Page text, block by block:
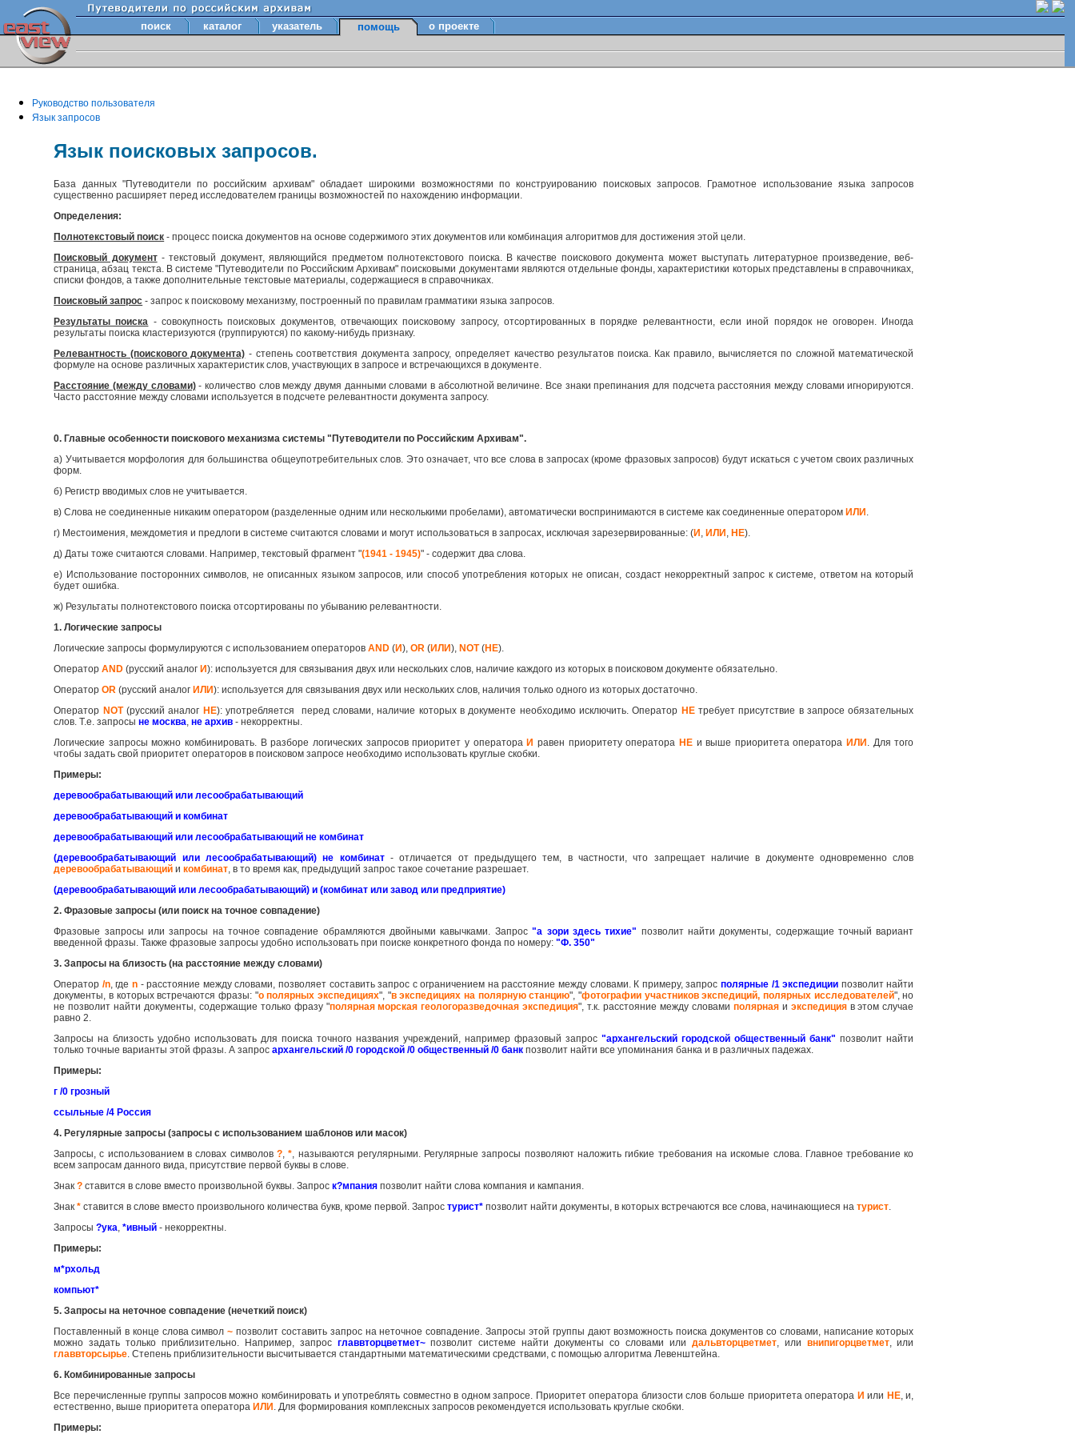
поиск каталог указатель помощь о проекте
Руководство пользователя
Язык запросов
Язык поисковых запросов.
База данных "Путеводители по российским архивам" обладает широкими возможностями по конструированию поисковых запросов. Грамотное использование языка запросов
существенно расширяет перед исследователем границы возможностей по нахождению информации.
Определения:
Полнотекстовый поиск - процесс поиска документов на основе содержимого этих документов или комбинация алгоритмов для достижения этой цели.
Поисковый документ- текстовый документ, являющийся предметом полнотекстового поиска. В качестве поискового документа может выступать литературное произведение, веб-
страница, абзац текста. В системе "Путеводители по Российским Архивам" поисковыми документами являются отдельные фонды, характеристики которых представлены в справочниках,
списки фондов, а также дополнительные текстовые материалы, содержащиеся в справочниках.
Поисковый запрос - запрос к поисковому механизму, построенный по правилам грамматики языка запросов.
Результаты поиска - совокупность поисковых документов, отвечающих поисковому запросу, отсортированных в порядке релевантности, если иной порядок не оговорен. Иногда
результаты поиска кластеризуются (группируются) по какому-нибудь признаку.
Релевантность (поискового документа) - степень соответствия документа запросу, определяет качество результатов поиска. Как правило, вычисляется по сложной математической
формуле на основе различных характеристик слов, участвующих в запросе и встречающихся в документе.
Расстояние (между словами)- количество слов между двумя данными словами в абсолютной величине. Все знаки препинания для подсчета расстояния между словами игнорируются.
Часто расстояние между словами используется в подсчете релевантности документа запросу.
0. Главные особенности поискового механизма системы "Путеводители по Российским Архивам".
а) Учитывается морфология для большинства общеупотребительных слов. Это означает, что все слова в запросах (кроме фразовых запросов) будут искаться с учетом своих различных
форм.
б) Регистр вводимых слов не учитывается.
в) Слова не соединенные никаким оператором (разделенные одним или несколькими пробелами), автоматически воспринимаются в системе как соединенные операторомИЛИ.
г) Местоимения, междометия и предлоги в системе считаются словами и могут использоваться в запросах, исключая зарезервированные: (И,ИЛИ,НЕ).
д) Даты тоже считаются словами. Например, текстовый фрагмент "(1941 - 1945)" - содержит два слова.
е) Использование посторонних символов, не описанных языком запросов, или способ употребления которых не описан, создаст некорректный запрос к системе, ответом на который
будет ошибка.
ж) Результаты полнотекстового поиска отсортированы по убыванию релевантности.
1. Логические запросы
Логические запросы формулируются с использованием операторовAND (И),OR (ИЛИ),NOT(НЕ).
ОператорAND (русский аналогИ): используется для связывания двух или нескольких слов, наличие каждого из которых в поисковом документе обязательно.
ОператорOR (русский аналогИЛИ): используется для связывания двух или нескольких слов, наличия только одного из которых достаточно.
Оператор NOT(русский аналог НЕ): употребляется перед словами, наличие которых в документе необходимо исключить. Оператор НЕтребует присутствие в запросе обязательных
слов. Т.е. запросыне москва,не архив - некорректны.
Логические запросы можно комбинировать. В разборе логических запросов приоритет у оператораИ равен приоритету оператора НЕи выше приоритета оператораИЛИ. Для того
чтобы задать свой приоритет операторов в поисковом запросе необходимо использовать круглые скобки.
Примеры:
деревообрабатывающий или лесообрабатывающий
деревообрабатывающий и комбинат
деревообрабатывающий или лесообрабатывающий не комбинат
(деревообрабатывающий или лесообрабатывающий) не комбинат- отличается от предыдущего тем, в частности, что запрещает наличие в документе одновременно слов
деревообрабатывающий икомбинат, в то время как, предыдущий запрос такое сочетание разрешает.
(деревообрабатывающий или лесообрабатывающий) и (комбинат или завод или предприятие)
2. Фразовые запросы (или поиск на точное совпадение)
Фразовые запросы или запросы на точное совпадение обрамляются двойными кавычками. Запрос"а зори здесь тихие" позволит найти документы, содержащие точный вариант
введенной фразы. Также фразовые запросы удобно использовать при поиске конкретного фонда по номеру:"Ф. 350"
3. Запросы на близость (на расстояние между словами)
Оператор /n, где n- расстояние между словами, позволяет составить запрос с ограничением на расстояние между словами. К примеру, запросполярные /1 экспедиции позволит найти
документы, в которых встречаются фразы: "о полярных экспедициях", "в экспедициях на полярную станцию", "фотографии участников экспедиций, полярных исследователей", но
не позволит найти документы, содержащие только фразу "полярная морская геологоразведочная экспедиция", т.к. расстояние между словами полярнаяи экспедицияв этом случае
равно 2.
Запросы на близость удобно использовать для поиска точного названия учреждений, например фразовый запрос"архангельский городской общественный банк" позволит найти
только точные варианты этой фразы. А запросархангельский /0 городской /0 общественный /0 банк позволит найти все упоминания банка и в различных падежах.
Примеры:
г /0 грозный
ссыльные /4 Россия
4. Регулярные запросы (запросы с использованием шаблонов или масок)
Запросы, с использованием в словах символов ?,*, называются регулярными. Регулярные запросы позволяют наложить гибкие требования на искомые слова. Главное требование ко
всем запросам данного вида, присутствие первой буквы в слове.
Знак? ставится в слове вместо произвольной буквы. Запроск?мпания позволит найти слова компания и кампания.
Знак* ставится в слове вместо произвольного количества букв, кроме первой. Запростурист* позволит найти документы, в которых встречаются все слова, начинающиеся натурист.
Запросы?ука,*ивный - некорректны.
Примеры:
м*рхольд
компьют*
5. Запросы на неточное совпадение (нечеткий поиск)
Поставленный в конце слова символ ~ позволит составить запрос на неточное совпадение. Запросы этой группы дают возможность поиска документов со словами, написание которых
можно задать только приблизительно. Например, запрос главвторцветмет~позволит системе найти документы со словами или дальвторцветмет, или внипигорцветмет, или
главвторсырье. Степень приблизительности высчитывается стандартными математическими средствами, с помощью алгоритма Левенштейна.
6. Комбинированные запросы
Все перечисленные группы запросов можно комбинировать и употреблять совместно в одном запросе. Приоритет оператора близости слов больше приоритета оператора И или НЕ, и,
естественно, выше приоритета оператораИЛИ. Для формирования комплексных запросов рекомендуется использовать круглые скобки.
Примеры: